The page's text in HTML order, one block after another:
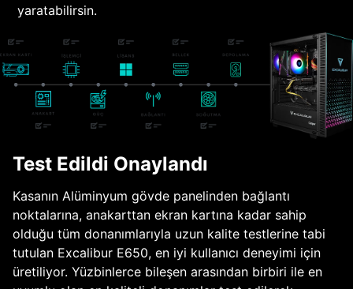
yaratabilirsin.
Test Edildi Onaylandı
Kasanın Alüminyum gövde panelinden bağlantı
noktalarına, anakarttan ekran kartına kadar sahip
olduğu tüm donanımlarıyla uzun kalite testlerine tabi
tutulan Excalibur E650, en iyi kullanıcı deneyimi için
üretiliyor. Yüzbinlerce bileşen arasından birbiri ile en